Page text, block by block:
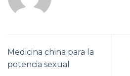
Medicina china para la
potencia sexual